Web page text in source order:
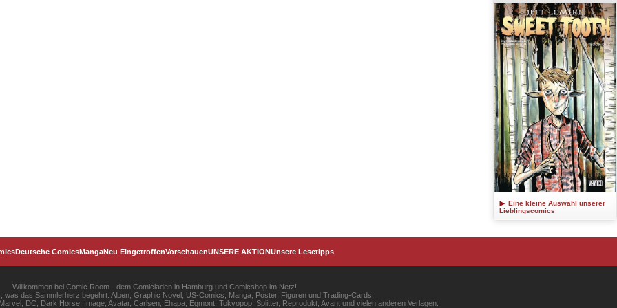
Eine kleine Auswahl unserer
Lieblingscomics
Deutsche ComicsMangaNeu EingetroffenVorschauenUNSERE AKTIONUnsere Lesetipps
Willkommen bei Comic Room - dem Comicladen in Hamburg und Comicshop im Netz!
was das Sammlerherz begehrt: Alben, Graphic Novel, US-Comics, Manga, Poster, Figuren und Trading-Cards.
DC, Dark Horse, Image, Avatar, Carlsen, Ehapa, Egmont, Tokyopop, Splitter, Reprodukt, Avant und vielen anderen Verlagen.